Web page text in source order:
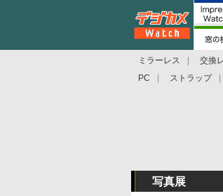
ミラーレス 交換
PC
ストラップ
写真展